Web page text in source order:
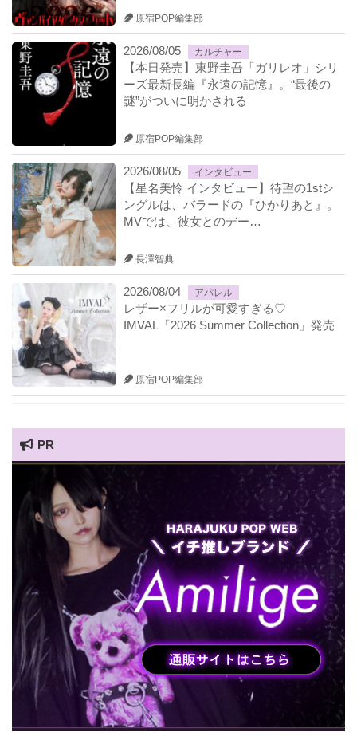
原宿POP編集部
2026/08/05 カルチャー
【本日発売】東野圭吾「ガリレオ」シリ
ーズ最新長編『永遠の記憶』。“最後の
謎”がついに明かされる
原宿POP編集部
2026/08/05 インタビュー
【星名美怜 インタビュー】待望の1stシ
ングルは、バラードの『ひかりあと』。
MVでは、彼女とのデー…
長澤智典
2026/08/04 アパレル
レザー×フリルが可愛すぎる♡
IMVAL「2026 Summer Collection」発売
原宿POP編集部
PR
HARAJUKU POP TV